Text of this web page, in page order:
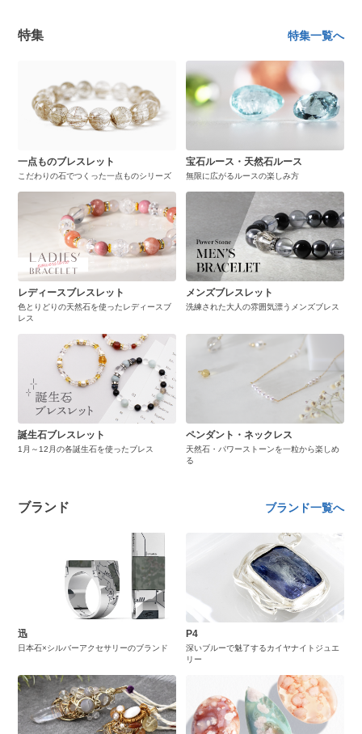
特集 特集一覧へ
一点ものブレスレット
こだわりの石でつくった一点ものシリーズ
宝石ルース・天然石ルース
無限に広がるルースの楽しみ方
レディースブレスレット
色とりどりの天然石を使ったレディースブ
レス
メンズブレスレット
洗練された大人の雰囲気漂うメンズブレス
誕生石ブレスレット
1月～12月の各誕生石を使ったブレス
ペンダント・ネックレス
天然石・パワーストーンを一粒から楽しめ
る
ブランド ブランド一覧へ
迅
日本石×シルバーアクセサリーのブランド
P4
深いブルーで魅了するカイヤナイトジュエ
リー